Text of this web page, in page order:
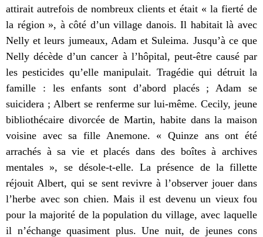
attirait autrefois de nombreux clients et était « la fierté de
la région », à côté d’un village danois. Il habitait là avec
Nelly et leurs jumeaux, Adam et Suleima. Jusqu’à ce que
Nelly décède d’un cancer à l’hôpital, peut-être causé par
les pesticides qu’elle manipulait. Tragédie qui détruit la
famille : les enfants sont d’abord placés ; Adam se
suicidera ; Albert se renferme sur lui-même. Cecily, jeune
bibliothécaire divorcée de Martin, habite dans la maison
voisine avec sa fille Anemone. « Quinze ans ont été
arrachés à sa vie et placés dans des boîtes à archives
mentales », se désole-t-elle. La présence de la fillette
réjouit Albert, qui se sent revivre à l’observer jouer dans
l’herbe avec son chien. Mais il est devenu un vieux fou
pour la majorité de la population du village, avec laquelle
il n’échange quasiment plus. Une nuit, de jeunes cons